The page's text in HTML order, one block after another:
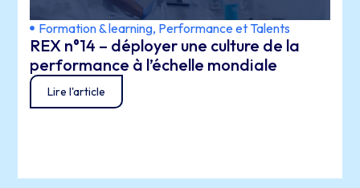
Formation & learning, Performance et Talents
REX n°14 – déployer une culture de la
performance à l’échelle mondiale
Lire l'article